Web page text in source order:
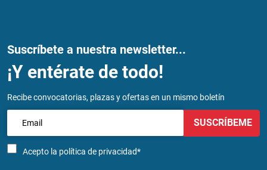
Suscríbete a nuestra newsletter...
¡Y entérate de todo!
Recibe convocatorias, plazas y ofertas en un mismo boletín
Acepto la política de privacidad*
SUSCRÍBEME